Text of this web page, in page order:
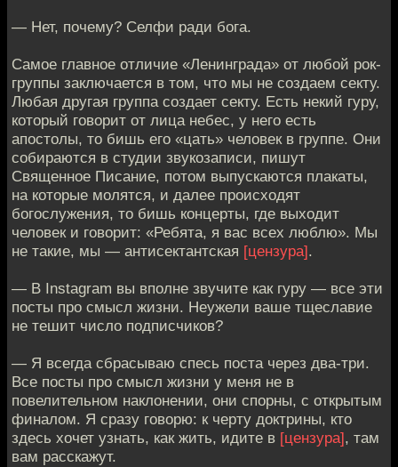
— Нет, почему? Селфи ради бога.
Cамое главное отличие «Ленинграда» от любой рок-
группы заключается в том, что мы не создаем секту.
Любая другая группа создает секту. Есть некий гуру,
который говорит от лица небес, у него есть
апостолы, то бишь его «цать» человек в группе. Они
собираются в студии звукозаписи, пишут
Священное Писание, потом выпускаются плакаты,
на которые молятся, и далее происходят
богослужения, то бишь концерты, где выходит
человек и говорит: «Ребята, я вас всех люблю». Мы
не такие, мы — антисектантская [цензура].
— В Instagram вы вполне звучите как гуру — все эти
посты про смысл жизни. Неужели ваше тщеславие
не тешит число подписчиков?
— Я всегда сбрасываю спесь поста через два-три.
Все посты про смысл жизни у меня не в
повелительном наклонении, они спорны, с открытым
финалом. Я сразу говорю: к черту доктрины, кто
здесь хочет узнать, как жить, идите в [цензура], там
вам расскажут.